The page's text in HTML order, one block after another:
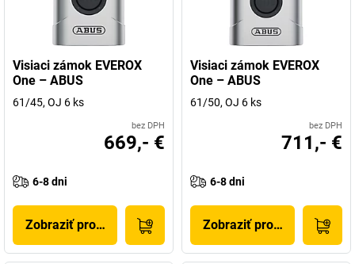
Visiaci zámok EVEROX
One – ABUS
61/45, OJ 6 ks
bez DPH
669,- €
6-8 dni
Zobraziť produkt
Visiaci zámok EVEROX
One – ABUS
61/50, OJ 6 ks
bez DPH
711,- €
6-8 dni
Zobraziť produkt